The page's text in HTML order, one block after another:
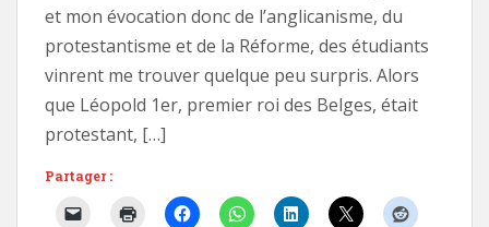
et mon évocation donc de l’anglicanisme, du
protestantisme et de la Réforme, des étudiants
vinrent me trouver quelque peu surpris. Alors
que Léopold 1er, premier roi des Belges, était
protestant, […]
Partager :